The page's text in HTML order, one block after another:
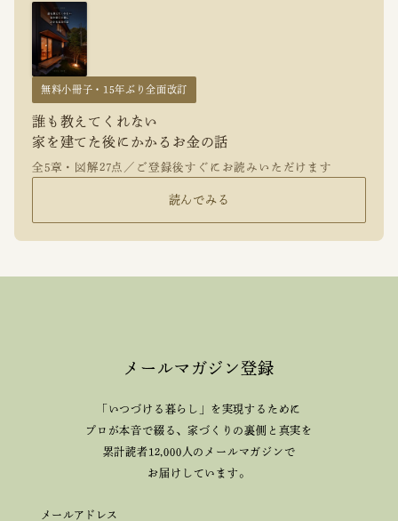
無料小冊子・15年ぶり全面改訂
誰も教えてくれない
家を建てた後にかかるお金の話
全5章・図解27点／ご登録後すぐにお読みいただけます
読んでみる
メールマガジン登録
「いつづける暮らし」を実現するために
プロが本音で綴る、家づくりの裏側と真実を
累計読者12,000人のメールマガジンで
お届けしています。
メールアドレス